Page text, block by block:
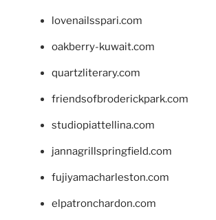
lovenailsspari.com
oakberry-kuwait.com
quartzliterary.com
friendsofbroderickpark.com
studiopiattellina.com
jannagrillspringfield.com
fujiyamacharleston.com
elpatronchardon.com